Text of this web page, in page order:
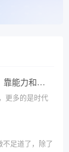
“大部分人的财富增长或缩水，更多的是时代因素，靠能力和运气的人毕竟是少数”，你认同吗？
更多的是时代
足道了，除了